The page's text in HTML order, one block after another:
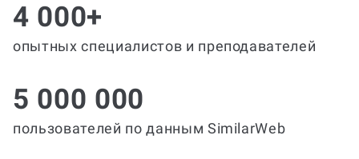
4 000+
опытных специалистов и преподавателей
5 000 000
пользователей по данным SimilarWeb